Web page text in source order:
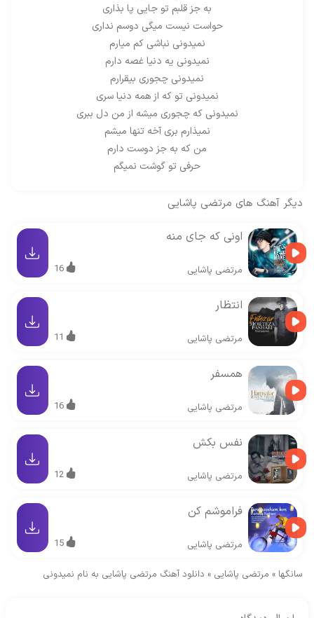
به جز قلبم تو جایی پا بذاری
حواست نیست میگی دوسم نداری
نمیدونی نباشی کم میارم
نمیدونی یه دنیا غصه دارم
نمیدونی چجوری بیقرارم
نمیدونی تو که از همه دنیا سری
نمیدونی که چجوری میشه از من دل ببری
نمیذارم بری آخه تنها میشم
من که به جز دوست دارم
حرفی تو گوشت نمیگم
دیگر آهنگ های مرتضی پاشایی
اونی که جای منه
مرتضی پاشایی 16
انتظار
مرتضی پاشایی 11
همسفر
مرتضی پاشایی 16
نفس بکش
مرتضی پاشایی 12
فراموشم کن
مرتضی پاشایی 15
سانگها » مرتضی پاشایی » دانلود آهنگ مرتضی پاشایی به نام نمیدونی